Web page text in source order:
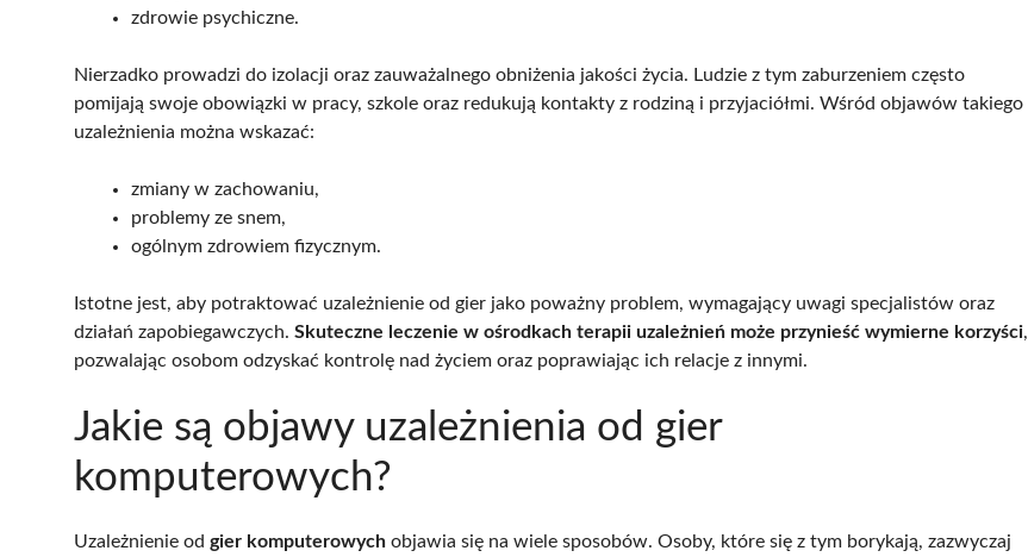
zdrowie psychiczne.
Nierzadko prowadzi do izolacji oraz zauważalnego obniżenia jakości życia. Ludzie z tym zaburzeniem często
pomijają swoje obowiązki w pracy, szkole oraz redukują kontakty z rodziną i przyjaciółmi. Wśród objawów takiego
uzależnienia można wskazać:
zmiany w zachowaniu,
problemy ze snem,
ogólnym zdrowiem fizycznym.
Istotne jest, aby potraktować uzależnienie od gier jako poważny problem, wymagający uwagi specjalistów oraz
działań zapobiegawczych. Skuteczne leczenie w ośrodkach terapii uzależnień może przynieść wymierne korzyści,
pozwalając osobom odzyskać kontrolę nad życiem oraz poprawiając ich relacje z innymi.
Jakie są objawy uzależnienia od gier
komputerowych?
Uzależnienie od gier komputerowych objawia się na wiele sposobów. Osoby, które się z tym borykają, zazwyczaj